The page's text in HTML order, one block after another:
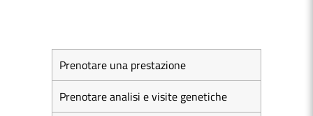
Prenotare una prestazione
Prenotare analisi e visite genetiche